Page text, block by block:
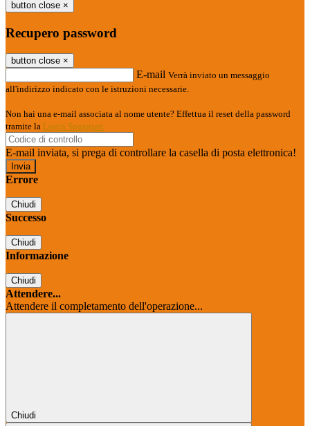
button close ×
Recupero password
button close ×
E-mail Verrà inviato un messaggio
all'indirizzo indicato con le istruzioni necessarie.
Non hai una e-mail associata al nome utente? Effettua il reset della password
tramite la Login Spaggiari
E-mail inviata, si prega di controllare la casella di posta elettronica!
Errore
Chiudi
Successo
Chiudi
Informazione
Chiudi
Attendere...
Attendere il completamento dell'operazione...
Chiudi